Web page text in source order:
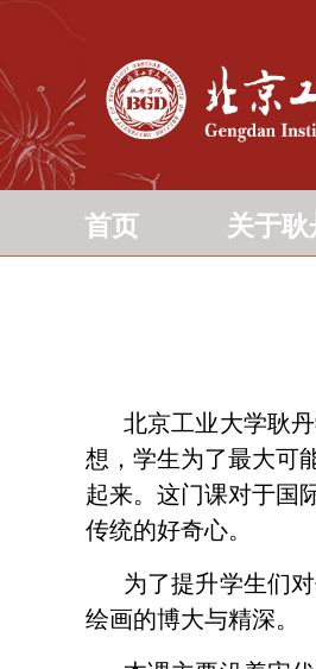
首页 关于耿
北京工业大学耿
想，学生为了最大可
起来。这门课对于国
传统的好奇心。
为了提升学生们
绘画的博大与精深。